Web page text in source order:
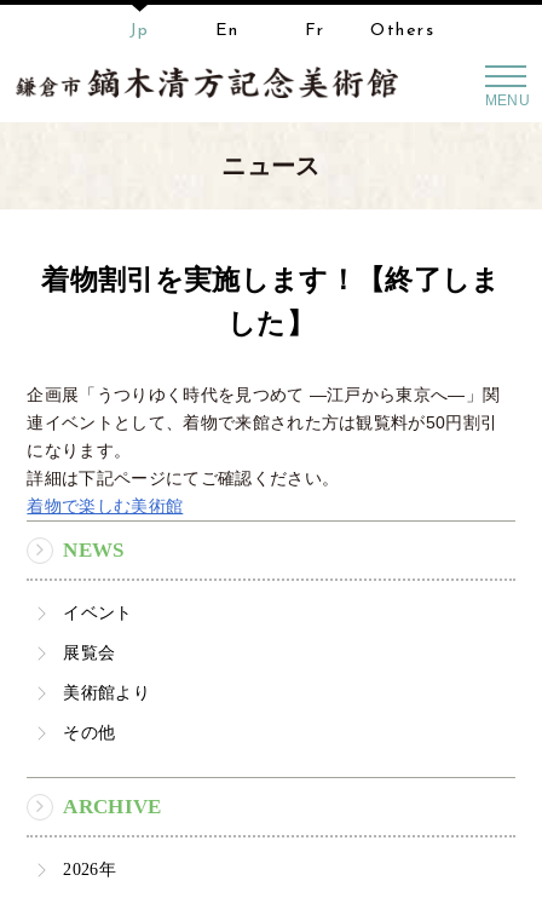
Jp En Fr Others
MENU
ニュース
着物割引を実施します！【終了しま
した】
企画展「うつりゆく時代を見つめて —江戸から東京へ―」関
連イベントとして、着物で来館された方は観覧料が50円割引
になります。
詳細は下記ページにてご確認ください。
着物で楽しむ美術館
NEWS
イベント
展覧会
美術館より
その他
ARCHIVE
2026年